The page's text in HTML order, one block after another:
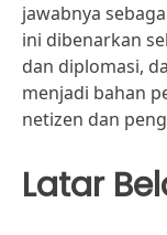
jawabnya
ini dibenarkan
dan diplomasi,
menjadi bahan
netizen dan
Latar